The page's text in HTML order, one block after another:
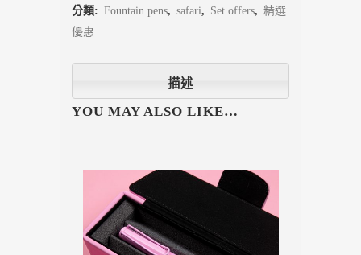
分類: Fountain pens, safari, Set offers, 精選
優惠
描述
YOU MAY ALSO LIKE…